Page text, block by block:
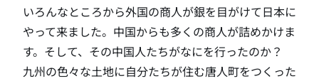
いろんなところから外国の商人が銀を目がけて日本に
やって来ました。中国からも多くの商人が詰めかけま
す。そして、その中国人たちがなにを行ったのか？
九州の色々な土地に自分たちが住む唐人町をつくった